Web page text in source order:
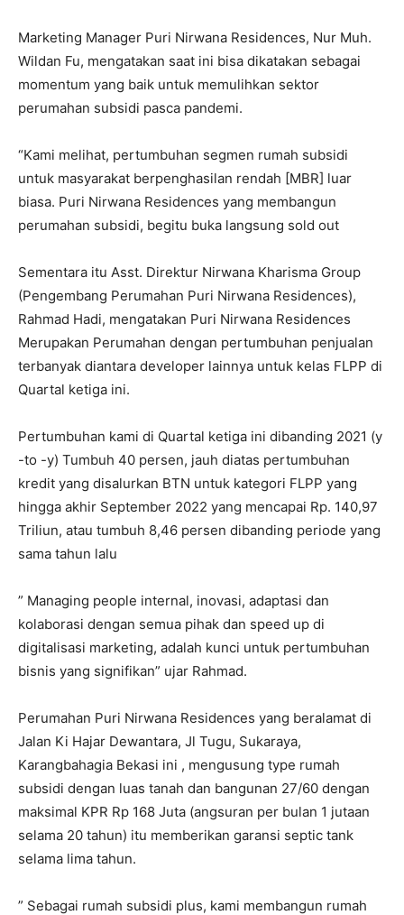
Marketing Manager Puri Nirwana Residences, Nur Muh.
Wildan Fu, mengatakan saat ini bisa dikatakan sebagai
momentum yang baik untuk memulihkan sektor
perumahan subsidi pasca pandemi.
“Kami melihat, pertumbuhan segmen rumah subsidi
untuk masyarakat berpenghasilan rendah [MBR] luar
biasa. Puri Nirwana Residences yang membangun
perumahan subsidi, begitu buka langsung sold out
Sementara itu Asst. Direktur Nirwana Kharisma Group
(Pengembang Perumahan Puri Nirwana Residences),
Rahmad Hadi, mengatakan Puri Nirwana Residences
Merupakan Perumahan dengan pertumbuhan penjualan
terbanyak diantara developer lainnya untuk kelas FLPP di
Quartal ketiga ini.
Pertumbuhan kami di Quartal ketiga ini dibanding 2021 (y
-to -y) Tumbuh 40 persen, jauh diatas pertumbuhan
kredit yang disalurkan BTN untuk kategori FLPP yang
hingga akhir September 2022 yang mencapai Rp. 140,97
Triliun, atau tumbuh 8,46 persen dibanding periode yang
sama tahun lalu
” Managing people internal, inovasi, adaptasi dan
kolaborasi dengan semua pihak dan speed up di
digitalisasi marketing, adalah kunci untuk pertumbuhan
bisnis yang signifikan” ujar Rahmad.
Perumahan Puri Nirwana Residences yang beralamat di
Jalan Ki Hajar Dewantara, Jl Tugu, Sukaraya,
Karangbahagia Bekasi ini , mengusung type rumah
subsidi dengan luas tanah dan bangunan 27/60 dengan
maksimal KPR Rp 168 Juta (angsuran per bulan 1 jutaan
selama 20 tahun) itu memberikan garansi septic tank
selama lima tahun.
” Sebagai rumah subsidi plus, kami membangun rumah